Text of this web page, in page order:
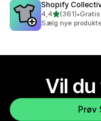
Shopify
4,4ud af 5 stjerner
(361)
361 anmeldelser i
•Gratis
Sælg nye
Vil
Prøv